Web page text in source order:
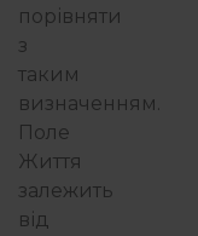
порівняти
з
таким
визначенням.
Поле
Життя
залежить
від